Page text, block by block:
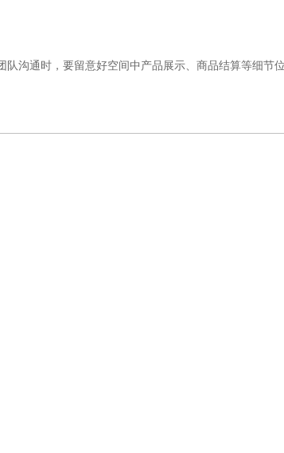
沟通时，要留意好空间中产品展示、商品结算等细节位